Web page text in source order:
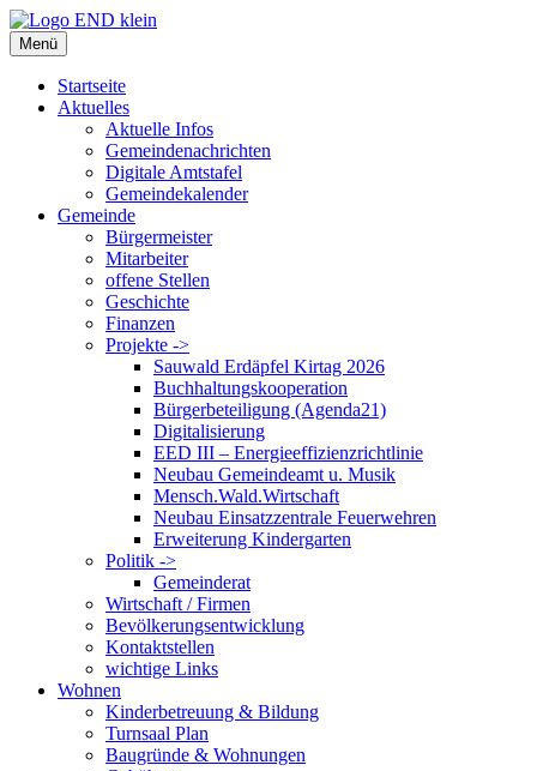
Zum
Inhalt
springen
Menü
Startseite
Aktuelles
Aktuelle Infos
Gemeindenachrichten
Digitale Amtstafel
Gemeindekalender
Gemeinde
Bürgermeister
Mitarbeiter
offene Stellen
Geschichte
Finanzen
Projekte ->
Sauwald Erdäpfel Kirtag 2026
Buchhaltungskooperation
Bürgerbeteiligung (Agenda21)
Digitalisierung
EED III – Energieeffizienzrichtlinie
Neubau Gemeindeamt u. Musik
Mensch.Wald.Wirtschaft
Neubau Einsatzzentrale Feuerwehren
Erweiterung Kindergarten
Politik ->
Gemeinderat
Wirtschaft / Firmen
Bevölkerungsentwicklung
Kontaktstellen
wichtige Links
Wohnen
Kinderbetreuung & Bildung
Turnsaal Plan
Baugründe & Wohnungen